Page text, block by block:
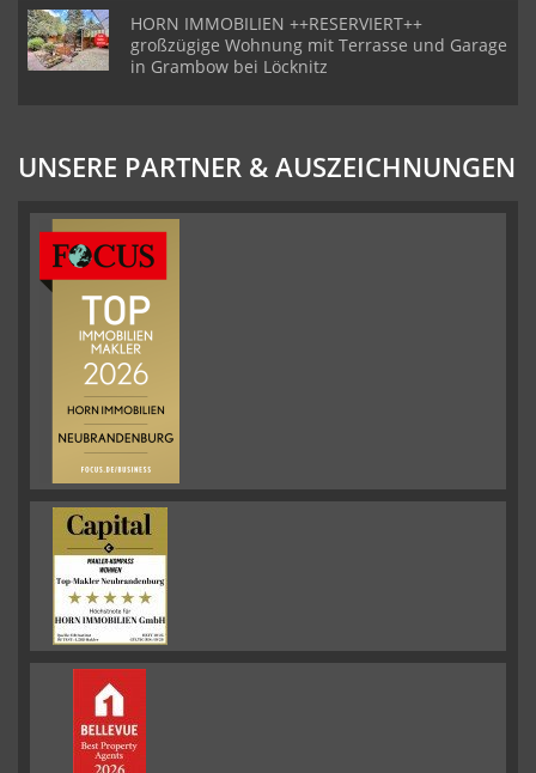
HORN IMMOBILIEN ++RESERVIERT++
großzügige Wohnung mit Terrasse und Garage
in Grambow bei Löcknitz
UNSERE PARTNER & AUSZEICHNUNGEN